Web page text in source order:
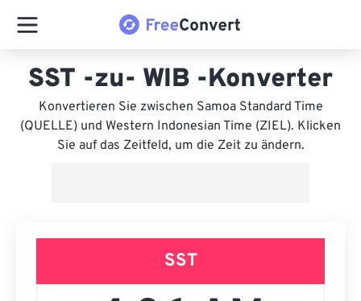
SST -zu- WIB -Konverter
Konvertieren Sie zwischen Samoa Standard Time
(QUELLE) und Western Indonesian Time (ZIEL). Klicken
Sie auf das Zeitfeld, um die Zeit zu ändern.
SST